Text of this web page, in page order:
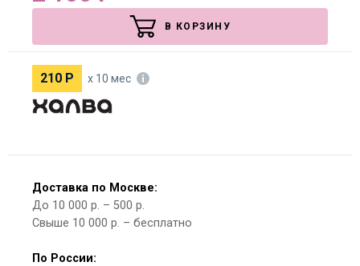
В КОРЗИНУ
210 Р х 10 мес
Доставка по Москве:
До 10 000 р. – 500 р.
Свыше 10 000 р. – бесплатно
По России: